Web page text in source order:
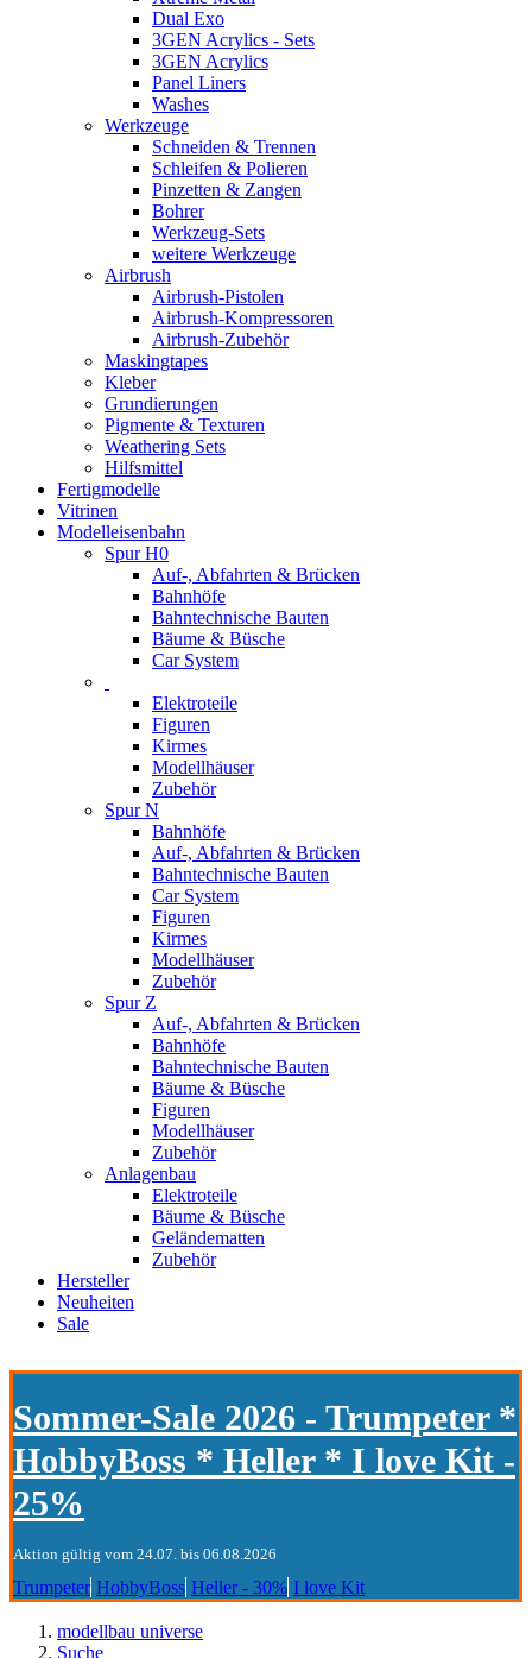
Dual Exo
3GEN Acrylics - Sets
3GEN Acrylics
Panel Liners
Washes
Werkzeuge
Schneiden & Trennen
Schleifen & Polieren
Pinzetten & Zangen
Bohrer
Werkzeug-Sets
weitere Werkzeuge
Airbrush
Airbrush-Pistolen
Airbrush-Kompressoren
Airbrush-Zubehör
Maskingtapes
Kleber
Grundierungen
Pigmente & Texturen
Weathering Sets
Hilfsmittel
Fertigmodelle
Vitrinen
Modelleisenbahn
Spur H0
Auf-, Abfahrten & Brücken
Bahnhöfe
Bahntechnische Bauten
Bäume & Büsche
Car System
Elektroteile
Figuren
Kirmes
Modellhäuser
Zubehör
Spur N
Bahnhöfe
Auf-, Abfahrten & Brücken
Bahntechnische Bauten
Car System
Figuren
Kirmes
Modellhäuser
Zubehör
Spur Z
Auf-, Abfahrten & Brücken
Bahnhöfe
Bahntechnische Bauten
Bäume & Büsche
Figuren
Modellhäuser
Zubehör
Anlagenbau
Elektroteile
Bäume & Büsche
Geländematten
Zubehör
Hersteller
Neuheiten
Sale
Sommer-Sale 2026 - Trumpeter *
HobbyBoss * Heller * I love Kit -
25%
Aktion gültig vom 24.07. bis 06.08.2026
Trumpeter HobbyBoss Heller - 30% I love Kit
modellbau universe
Suche